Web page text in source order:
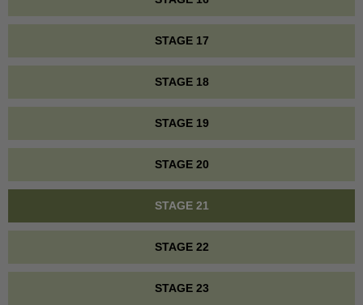
STAGE 17
STAGE 18
STAGE 19
STAGE 20
STAGE 21
STAGE 22
STAGE 23